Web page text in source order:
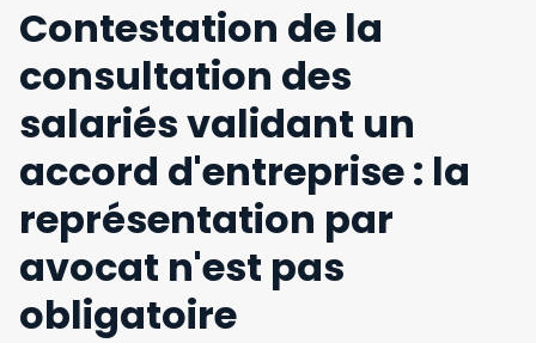
Contestation de la
consultation des
salariés validant un
accord d'entreprise : la
représentation par
avocat n'est pas
obligatoire